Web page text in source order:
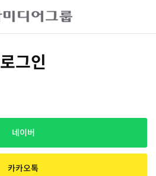
로그인
네이버
카카오톡